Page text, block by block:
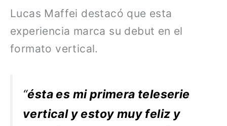
Lucas Maffei destacó que esta
experiencia marca su debut en el
formato vertical.
“ésta es mi primera teleserie
vertical y estoy muy feliz y